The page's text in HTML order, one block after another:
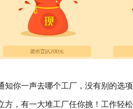
知你一声去哪个工厂，没有别的选
方，有一大堆工厂任你挑！工作轻